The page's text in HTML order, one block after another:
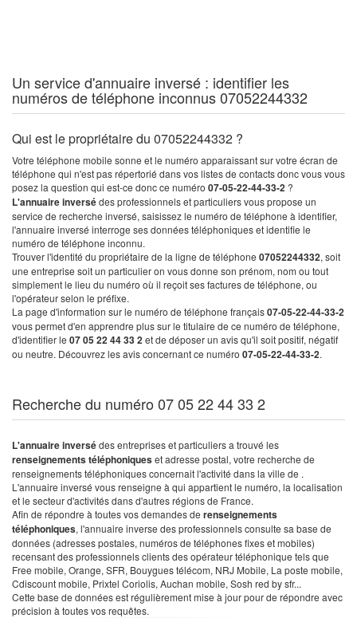
Un service d'annuaire inversé : identifier les
numéros de téléphone inconnus 07052244332
Qui est le propriétaire du 07052244332 ?
Votre téléphone mobile sonne et le numéro apparaissant sur votre écran de
téléphone qui n'est pas répertorié dans vos listes de contacts donc vous vous
posez la question qui est-ce donc ce numéro 07-05-22-44-33-2 ?
L'annuaire inversédes professionnels et particuliers vous propose un
service de recherche inversé, saisissez le numéro de téléphone à identifier,
l'annuaire inversé interroge ses données téléphoniques et identifie le
numéro de téléphone inconnu.
Trouver l'identité du propriétaire de la ligne de téléphone 07052244332, soit
une entreprise soit un particulier on vous donne son prénom, nom ou tout
simplement le lieu du numéro où il reçoit ses factures de téléphone, ou
l'opérateur selon le préfixe.
La page d'information sur le numéro de téléphone français07-05-22-44-33-2
vous permet d'en apprendre plus sur le titulaire de ce numéro de téléphone,
d'identifier le 07 05 22 44 33 2et de déposer un avis qu'il soit positif, négatif
ou neutre. Découvrez les avis concernant ce numéro 07-05-22-44-33-2.
Recherche du numéro 07 05 22 44 33 2
L'annuaire inversédes entreprises et particuliers a trouvé les
renseignements téléphoniqueset adresse postal, votre recherche de
renseignements téléphoniques concernait l'activité dans la ville de .
L'annuaire inversé vous renseigne à qui appartient le numéro, la localisation
et le secteur d'activités dans d'autres régions de France.
Afin de répondre à toutes vos demandes de renseignements
téléphoniques, l'annuaire inverse des professionnels consulte sa base de
données (adresses postales, numéros de téléphones fixes et mobiles)
recensant des professionnels clients des opérateur téléphonique tels que
Free mobile, Orange, SFR, Bouygues télécom, NRJ Mobile, La poste mobile,
Cdiscount mobile, Prixtel Coriolis, Auchan mobile, Sosh red by sfr...
Cette base de données est régulièrement mise à jour pour de répondre avec
précision à toutes vos requêtes.